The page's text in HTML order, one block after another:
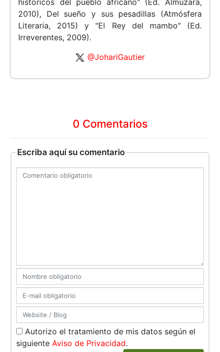
históricos del pueblo africano" (Ed. Almuzara,
2010), Del sueño y sus pesadillas (Atmósfera
Literaria, 2015) y "El Rey del mambo" (Ed.
Irreverentes, 2009).
@JohariGautier
0 Comentarios
Escriba aquí su comentario
Autorizo el tratamiento de mis datos según el
siguienteAviso de Privacidad.